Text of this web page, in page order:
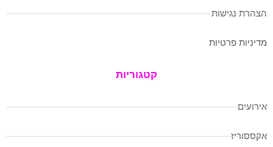
הצהרת נגישות
מדיניות פרטיות
קטגוריות
אירועים
אקססוריז